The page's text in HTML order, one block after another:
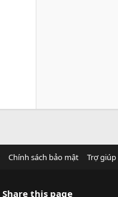
Chính sách bảo mật Trợ giúp
Share this page